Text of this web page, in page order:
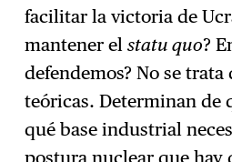
facilitar la victoria de
mantener elstatu quo?
defendemos? No se trata
teóricas. Determinan de
qué base industrial
postura nuclear que hay